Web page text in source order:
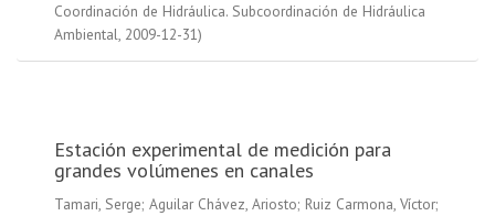
Coordinación de Hidráulica. Subcoordinación de Hidráulica
Ambiental, 2009-12-31)
Estación experimental de medición para
grandes volúmenes en canales
Tamari, Serge; Aguilar Chávez, Ariosto; Ruiz Carmona, Víctor;